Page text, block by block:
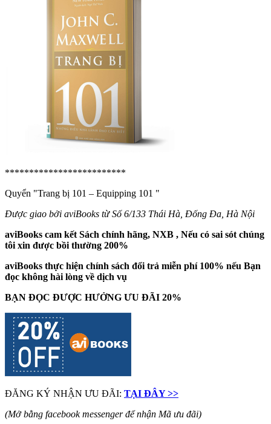
*************************
Quyển "Trang bị 101 – Equipping 101 "
Được giao bởi aviBooks từ Số 6/133 Thái Hà, Đống Đa, Hà Nội
aviBooks cam kết Sách chính hãng, NXB , Nếu có sai sót chúng
tôi xin được bồi thường 200%
aviBooks thực hiện chính sách đổi trả miễn phí 100% nếu Bạn
đọc không hài lòng về dịch vụ
BẠN ĐỌC ĐƯỢC HƯỞNG ƯU ĐÃI 20%
ĐĂNG KÝ NHẬN ƯU ĐÃI: TẠI ĐÂY >>
(Mở bằng facebook messenger để nhận Mã ưu đãi)